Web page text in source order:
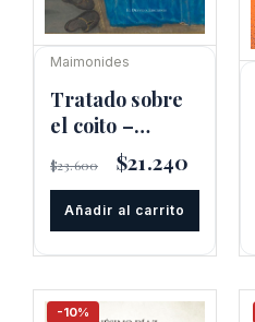
Tratado sobre
el coito –
Maimónides
Maimonides
$23.600
El
precio
era:
$23.600.
$21.240
$21.240.
Añadir al carrito
-10%